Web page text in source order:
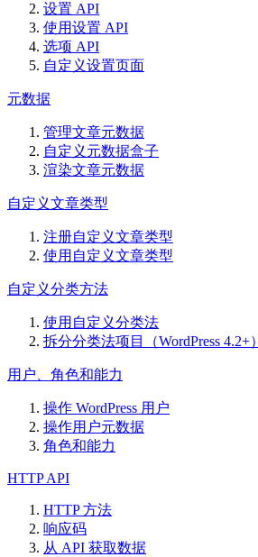
设置 API
使用设置 API
选项 API
自定义设置页面
元数据
管理文章元数据
自定义元数据盒子
渲染文章元数据
自定义文章类型
注册自定义文章类型
使用自定义文章类型
自定义分类方法
使用自定义分类法
拆分分类法项目（WordPress 4.2+）
用户、角色和能力
操作 WordPress 用户
操作用户元数据
角色和能力
HTTP API
HTTP 方法
响应码
从 API 获取数据